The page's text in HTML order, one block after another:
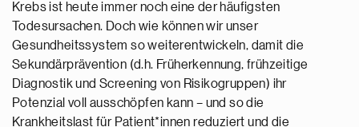
Krebs ist heute immer noch eine der häufigsten
Todesursachen. Doch wie können wir unser
Gesundheitssystem so weiterentwickeln, damit die
Sekundärprävention (d.h. Früherkennung, frühzeitige
Diagnostik und Screening von Risikogruppen) ihr
Potenzial voll ausschöpfen kann – und so die
Krankheitslast für Patient*innen reduziert und die